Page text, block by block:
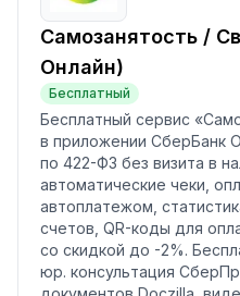
Самозанятость /
Онлайн)
Бесплатный
Бесплатный сервис
в приложении СберБанк
по 422-ФЗ без визита в
автоматические чеки,
автоплатежом,
счетов, QR-коды для
со скидкой до -2%.
юр. консультация